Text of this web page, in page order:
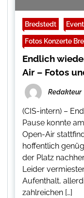
Bredstedt
Fotos Konzerte
Endlich
Air – Fotos
Redakteur
(CIS-intern) –
Pause konnte
Open-Air
hoffentlich
der Platz
Leider
Aufenthalt,
zahlreichen […]